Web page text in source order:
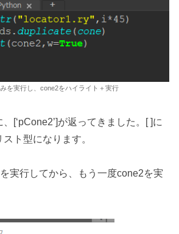
を実行し、cone2をハイライト＋実行
[‘pCone2’]が返ってきました。[ ]に
ト型になります。
実行してから、もう一度cone2を実